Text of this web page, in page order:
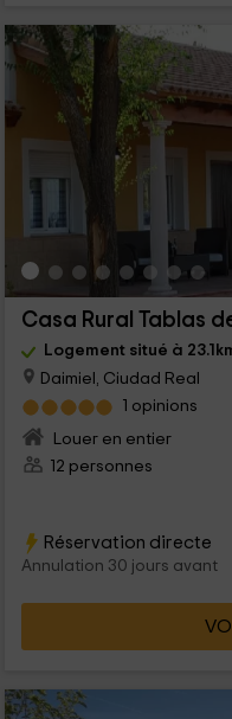
Casa Rural Tablas
Logement situé à
Daimiel, Ciudad Real
1 opinions
Louer en entier
12 personnes
Réservation directe
Annulation 30 jours avant